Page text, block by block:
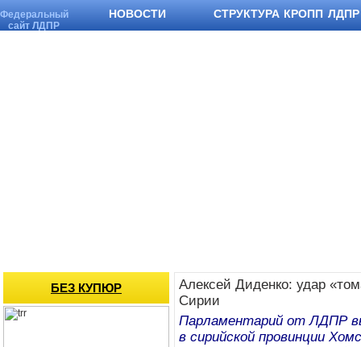
Федеральный
сайт ЛДПР
НОВОСТИ СТРУКТУРА КРОПП ЛДПР
Алексей Диденко: удар
Сирии
Парламентарий от ЛДПР
в сирийской провинции
БЕЗ КУПЮР